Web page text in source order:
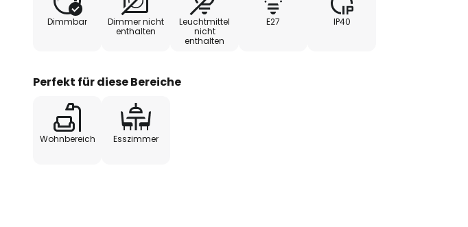
ergibt sich eine besonders harmonische Deckenleuchte, die
zudem mit der für Fabbian-Leuchten bekannten hohen Qualität
überzeugt.
Dimmbar
Dimmer nicht
enthalten
Leuchtmittel
nicht
enthalten
E27 IP40
Perfekt für diese Bereiche
Wohnbereich Esszimmer